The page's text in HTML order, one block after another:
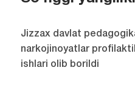
Jizzax davlat
narkojinoyatlar
ishlari olib borildi